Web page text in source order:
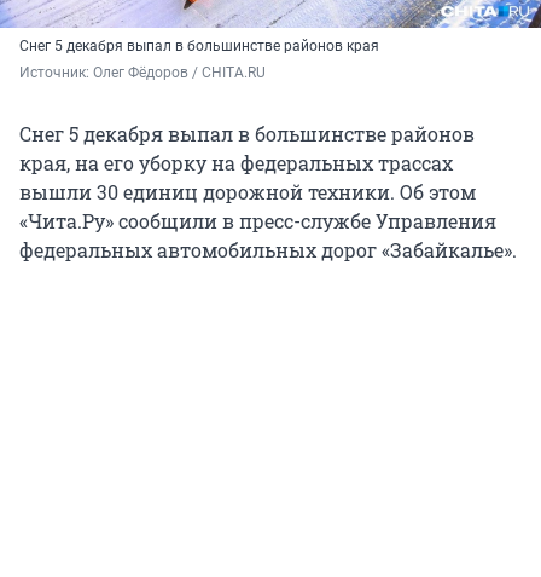
Снег 5 декабря выпал в большинстве районов края
Источник: Олег Фёдоров / CHITA.RU
Снег 5 декабря выпал в большинстве районов
края, на его уборку на федеральных трассах
вышли 30 единиц дорожной техники. Об этом
«Чита.Ру» сообщили в пресс-службе Управления
федеральных автомобильных дорог «Забайкалье».